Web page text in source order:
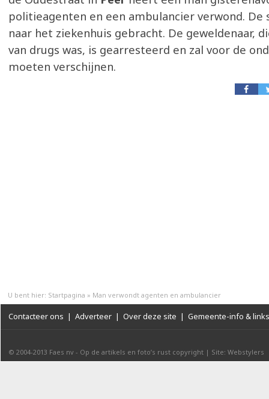
politieagenten en een ambulancier verwond. De
naar het ziekenhuis gebracht. De geweldenaar,
van drugs was, is gearresteerd en zal voor de
moeten verschijnen.
U bent hier: Startpagina » Man verwondt agenten en ambulancier
Contacteer ons | Adverteer | Over deze site | Gemeente-info & links
© 2004-2013 Faes nv - Op de artikels en foto’s rust copyright | Site: Webstylers